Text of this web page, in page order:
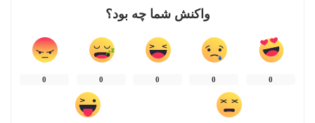
واکنش شما چه بود؟
0
0
0
0
0